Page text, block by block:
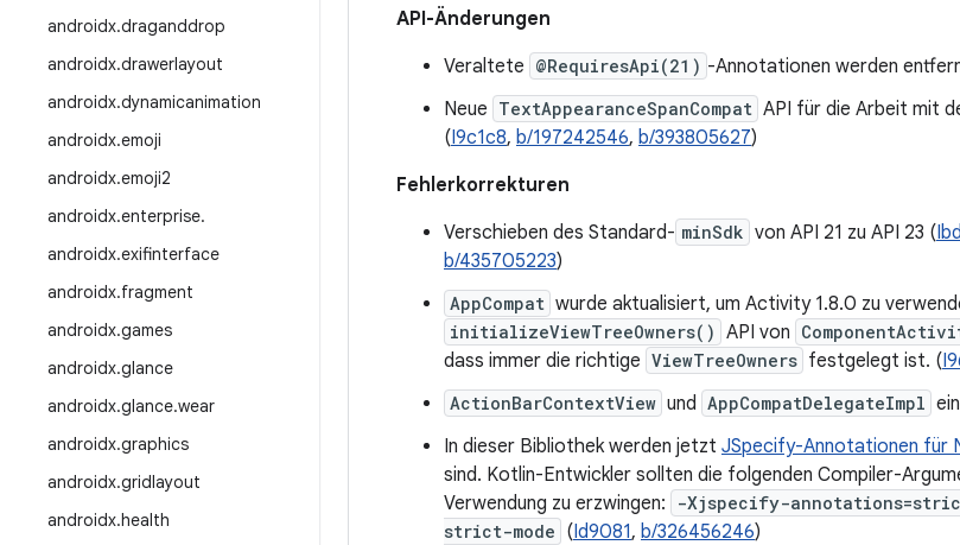
androidx.draganddrop
androidx.drawerlayout
androidx.dynamicanimation
androidx.emoji
androidx.emoji2
androidx.enterprise.
androidx.exifinterface
androidx.fragment
androidx.games
androidx.glance
androidx.glance.wear
androidx.graphics
androidx.gridlayout
androidx.health
API-Änderungen
Veraltete @RequiresApi(21) -Annotationen werden
Neue TextAppearanceSpanCompat API für die Arbeit mit
(I9c1c8, b/197242546, b/393805627)
Fehlerkorrekturen
Verschieben des Standard- minSdk von API 21 zu API 23 (
b/435705223)
AppCompat wurde aktualisiert, um Activity 1.8.0 zu
initializeViewTreeOwners() API von
dass immer die richtige ViewTreeOwners festgelegt ist. (
ActionBarContextView und AppCompatDelegateImpl
In dieser Bibliothek werden jetzt JSpecify-Annotationen für
sind. Kotlin-Entwickler sollten die folgenden Compiler-
Verwendung zu erzwingen:
-Xjspecify-
strict-mode (Id9081, b/326456246)